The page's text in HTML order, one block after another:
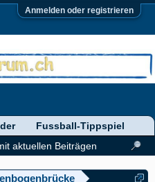
Anmelden oder registrieren
aktuellen Beiträgen
Fussball-Tippspiel